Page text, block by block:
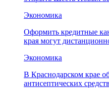
Экономика
Оформить кредитные
края могут
Экономика
В Краснодарском крае
антисептических